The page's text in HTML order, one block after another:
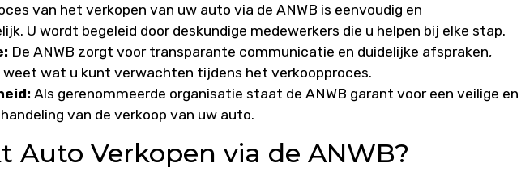
van het verkopen van uw auto via de ANWB is eenvoudig en
U wordt begeleid door deskundige medewerkers die u helpen bij elke stap.
De ANWB zorgt voor transparante communicatie en duidelijke afspraken,
weet wat u kunt verwachten tijdens het verkoopproces.
Als gerenommeerde organisatie staat de ANWB garant voor een veilige en
van de verkoop van uw auto.
Auto Verkopen via de ANWB?